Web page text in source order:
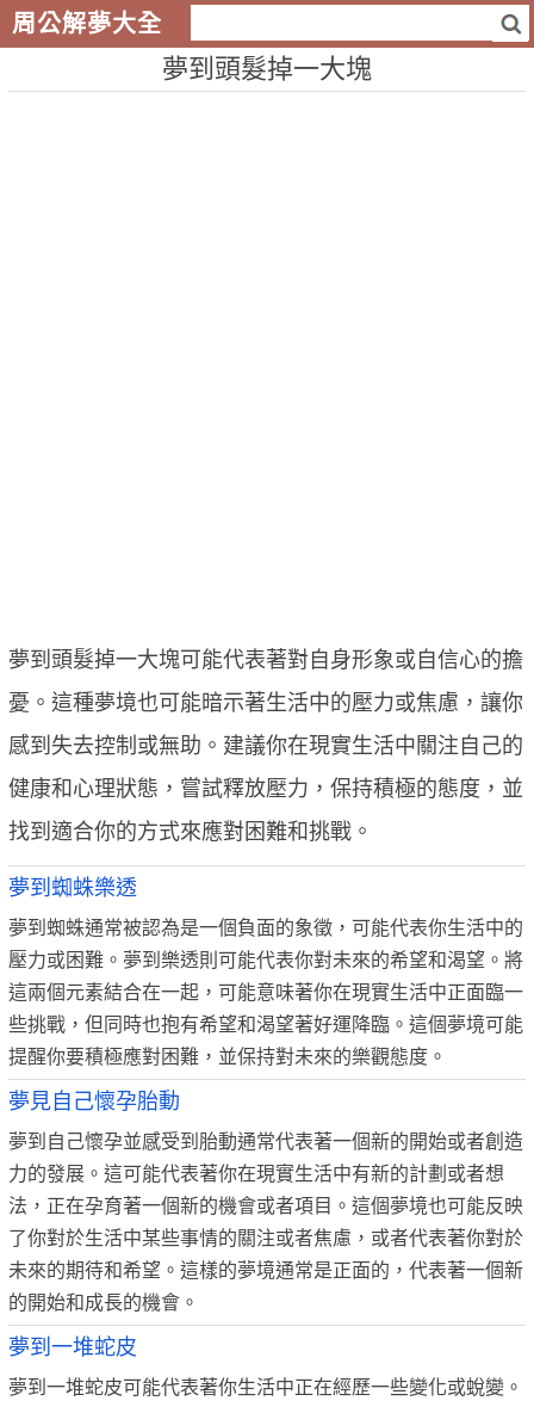
周公解夢大全
夢到頭髮掉一大塊
夢到頭髮掉一大塊可能代表著對自身形象或自信心的擔
憂。這種夢境也可能暗示著生活中的壓力或焦慮，讓你
感到失去控制或無助。建議你在現實生活中關注自己的
健康和心理狀態，嘗試釋放壓力，保持積極的態度，並
找到適合你的方式來應對困難和挑戰。
夢到蜘蛛樂透
夢到蜘蛛通常被認為是一個負面的象徵，可能代表你生活中的
壓力或困難。夢到樂透則可能代表你對未來的希望和渴望。將
這兩個元素結合在一起，可能意味著你在現實生活中正面臨一
些挑戰，但同時也抱有希望和渴望著好運降臨。這個夢境可能
提醒你要積極應對困難，並保持對未來的樂觀態度。
夢見自己懷孕胎動
夢到自己懷孕並感受到胎動通常代表著一個新的開始或者創造
力的發展。這可能代表著你在現實生活中有新的計劃或者想
法，正在孕育著一個新的機會或者項目。這個夢境也可能反映
了你對於生活中某些事情的關注或者焦慮，或者代表著你對於
未來的期待和希望。這樣的夢境通常是正面的，代表著一個新
的開始和成長的機會。
夢到一堆蛇皮
夢到一堆蛇皮可能代表著你生活中正在經歷一些變化或蛻變。